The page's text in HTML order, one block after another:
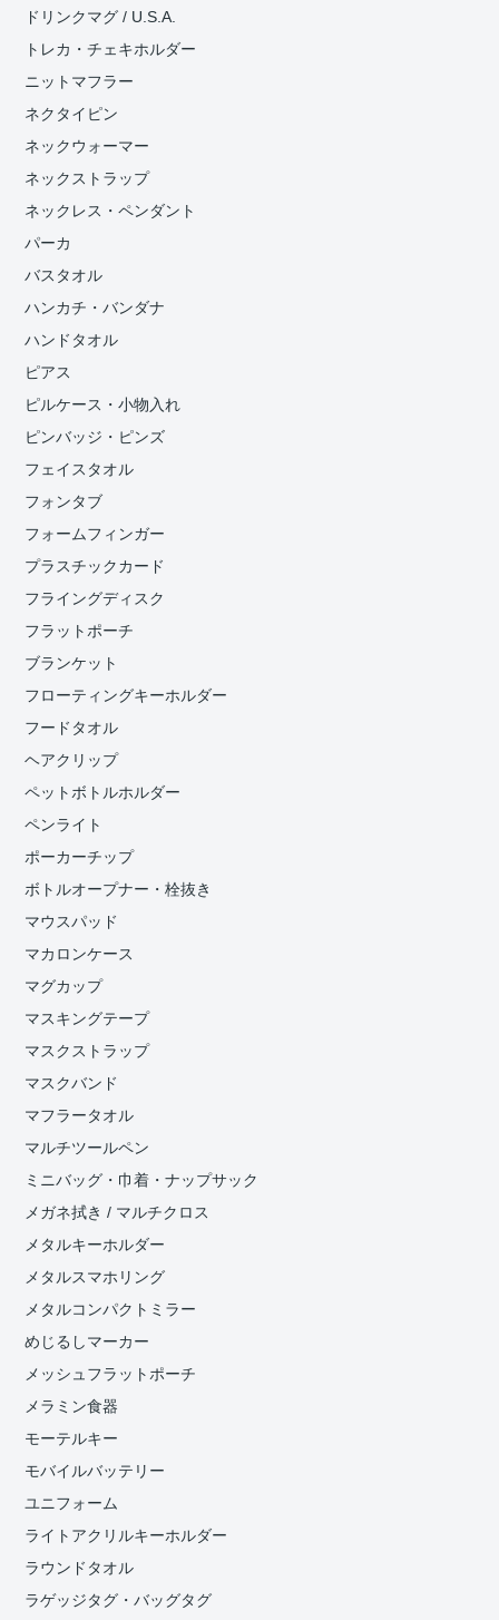
ドリンクマグ / U.S.A.
トレカ・チェキホルダー
ニットマフラー
ネクタイピン
ネックウォーマー
ネックストラップ
ネックレス・ペンダント
パーカ
バスタオル
ハンカチ・バンダナ
ハンドタオル
ピアス
ピルケース・小物入れ
ピンバッジ・ピンズ
フェイスタオル
フォンタブ
フォームフィンガー
プラスチックカード
フライングディスク
フラットポーチ
ブランケット
フローティングキーホルダー
フードタオル
ヘアクリップ
ペットボトルホルダー
ペンライト
ポーカーチップ
ボトルオープナー・栓抜き
マウスパッド
マカロンケース
マグカップ
マスキングテープ
マスクストラップ
マスクバンド
マフラータオル
マルチツールペン
ミニバッグ・巾着・ナップサック
メガネ拭き / マルチクロス
メタルキーホルダー
メタルスマホリング
メタルコンパクトミラー
めじるしマーカー
メッシュフラットポーチ
メラミン食器
モーテルキー
モバイルバッテリー
ユニフォーム
ライトアクリルキーホルダー
ラウンドタオル
ラゲッジタグ・バッグタグ